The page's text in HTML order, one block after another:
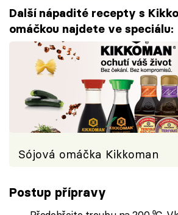
Další nápadité recepty s
omáčkou najdete ve speciálu:
Sójová omáčka Kikkoman
Postup přípravy